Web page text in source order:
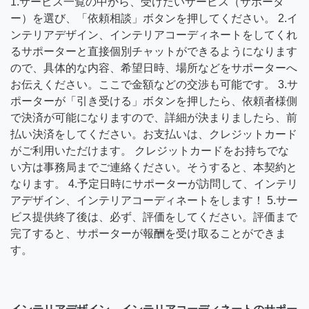
ー）を選び、「依頼相談」ボタンを押してください。 2.イ
ンテリアデザイン、インテリアコーディネートをしてくれ
るサポーターと直接個別チャットができるようになります
ので、具体的な内容、希望日時、場所などをサポーターへ
お伝えください。ここで金額などの交渉も可能です。 3.サ
ポーターが「引き受ける」ボタンを押したら、依頼者様側
で決済が可能になりますので、詳細が決まりましたら、前
払い決済をしてください。お支払いは、クレジットカード
がご利用いただけます。 クレジットカードをお持ちでな
い方は事務局までご連絡ください。そうすると、本契約と
なります。 4.予定日時にサポーターが訪問して、インテリ
アデザイン、インテリアコーディネートをします！ 5.サー
ビス提供終了後は、必ず、評価をしてください。評価まで
完了すると、サポーターが報酬を受け取ることができま
す。